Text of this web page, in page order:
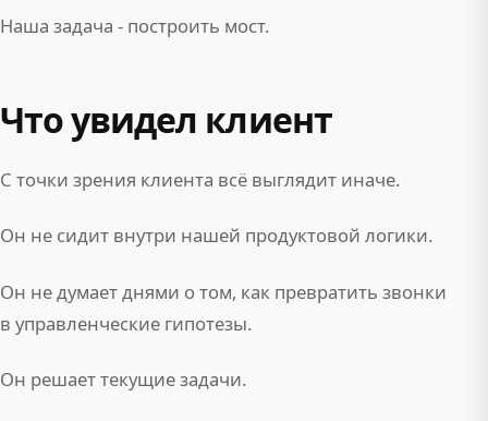
Наша задача - построить мост.
Что увидел клиент
С точки зрения клиента всё выглядит иначе.
Он не сидит внутри нашей продуктовой логики.
Он не думает днями о том, как превратить звонки
в управленческие гипотезы.
Он решает текущие задачи.